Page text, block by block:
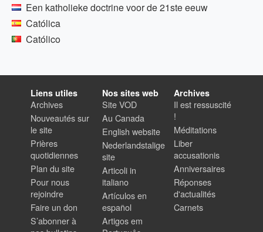
Een katholieke doctrine voor de 21ste eeuw
Católica
Católico
Liens utiles
Archives
Nouveautés sur
le site
Prières
quotidiennes
Plan du site
Pour nous
rejoindre
Faire un don
S’abonner à
Nos sites web
Site VOD
Au Canada
English website
Nederlandstalige
site
Articoli in
italiano
Artículos en
español
Artigos em
Archives
Il est ressuscité
!
Méditations
Liber
accusationis
Anniversaires
Réponses
d'actualités
Carnets